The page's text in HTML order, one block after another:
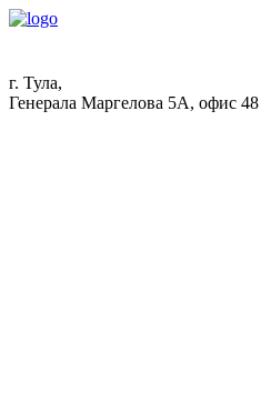
г. Тула,
Генерала Маргелова 5А, офис 48